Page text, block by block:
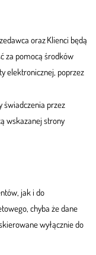
oraz Klienci będą
za pomocą środków
elektronicznej, poprzez
świadczenia przez
wskazanej strony
jak i do
chyba że dane
wyłącznie do